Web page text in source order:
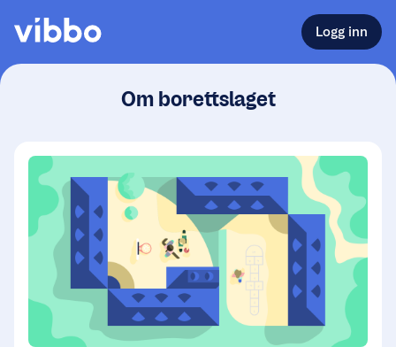
Logg inn
Om borettslaget